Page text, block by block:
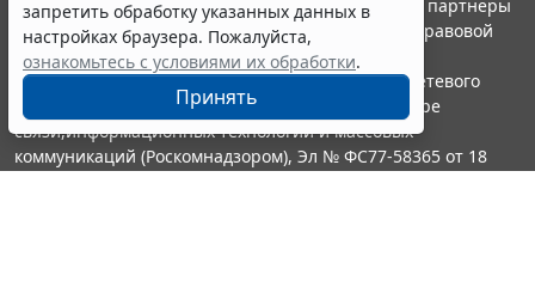
запретить обработку указанных данных в
настройках браузера. Пожалуйста,
ознакомьтесь с условиями их обработки.
Принять
выпускается с 1990 года. Компания "Гарант" и ее партнеры
являются участниками Российской ассоциации правовой
информации ГАРАНТ.
Портал ГАРАНТ.РУ зарегистрирован в качестве сетевого
издания Федеральной службой по надзору в сфере
связи,информационных технологий и массовых
коммуникаций (Роскомнадзором), Эл № ФС77-58365 от 18